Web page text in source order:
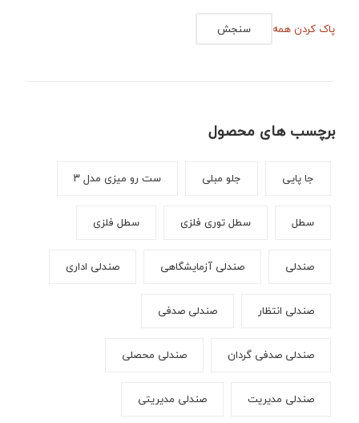
پاک کردن همه سنجش
برچسب های محصول
جا پایی جلو مبلی ست رو میزی مدل ۳
سطل سطل توری فلزی سطل فلزی
صندلی صندلی آزمایشگاهی صندلی اداری
صندلی انتظار صندلی صدفی
صندلی صدفی گردان صندلی محصلی
صندلی مدیریت صندلی مدیریتی